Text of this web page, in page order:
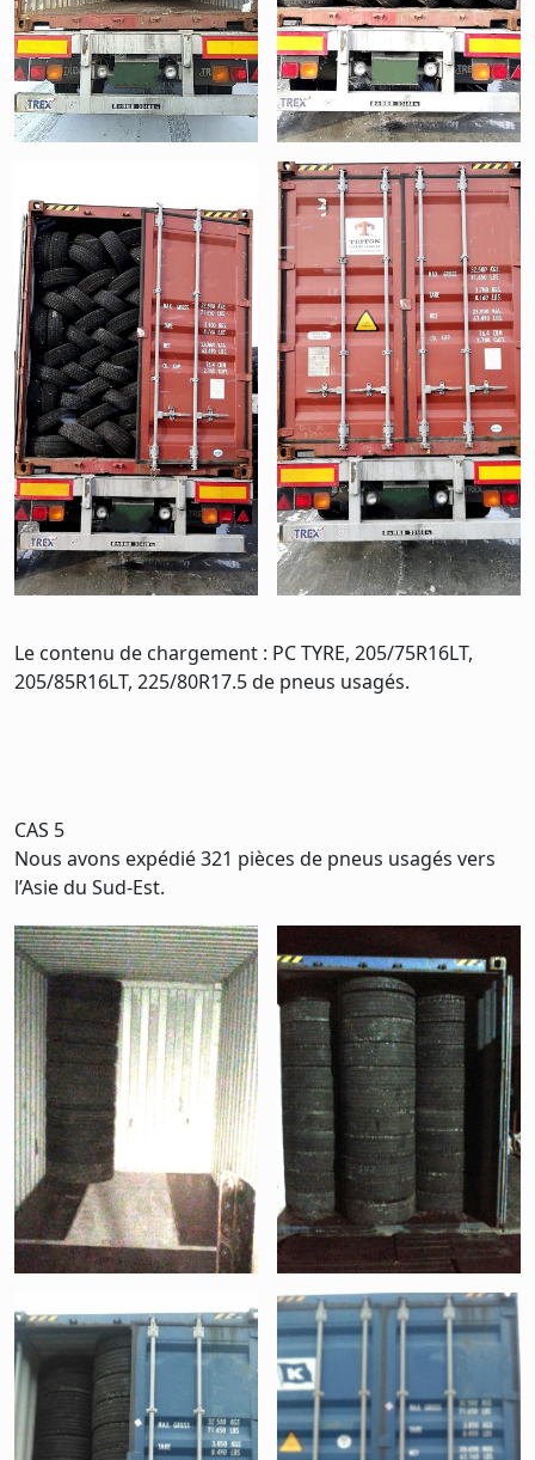
Le contenu de chargement : PC TYRE, 205/75R16LT,
205/85R16LT, 225/80R17.5 de pneus usagés.
CAS 5
Nous avons expédié 321 pièces de pneus usagés vers
l’Asie du Sud-Est.